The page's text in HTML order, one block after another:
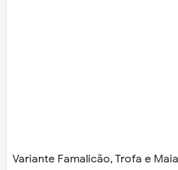
Variante Famalicão, Trofa e Maia